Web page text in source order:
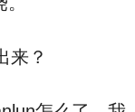
来？